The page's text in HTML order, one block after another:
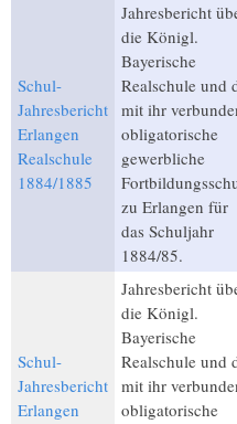
Schul-
Jahresbericht
Erlangen
Realschule
1884/1885
Jahresbericht
die Königl.
Bayerische
Realschule und
mit ihr
obligatorische
gewerbliche
zu Erlangen für
das Schuljahr
1884/85.
Schul-
Jahresbericht
Erlangen
Jahresbericht
die Königl.
Bayerische
Realschule und
mit ihr
obligatorische